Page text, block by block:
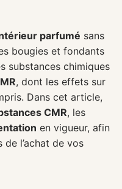
parfumé sans
bougies et fondants
substances chimiques
, dont les effets sur
Dans cet article,
CMR, les
en vigueur, afin
l’achat de vos